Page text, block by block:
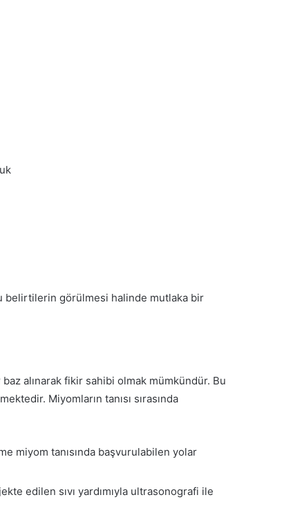
belirtilerin görülmesi halinde mutlaka bir
alınarak fikir sahibi olmak mümkündür. Bu
Miyomların tanısı sırasında
miyom tanısında başvurulabilen yolar
edilen sıvı yardımıyla ultrasonografi ile